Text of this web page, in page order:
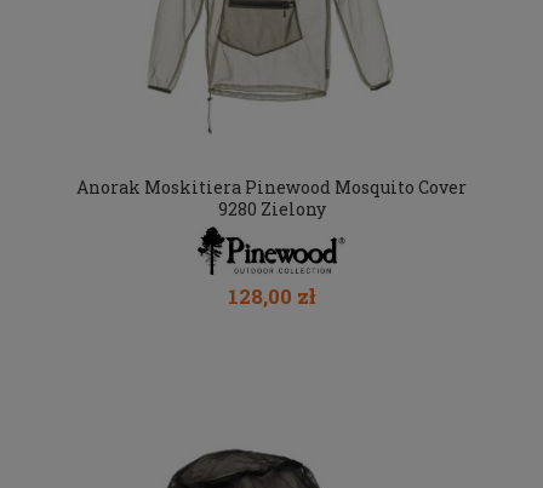
Anorak Moskitiera Pinewood Mosquito Cover
9280 Zielony
128,00 zł